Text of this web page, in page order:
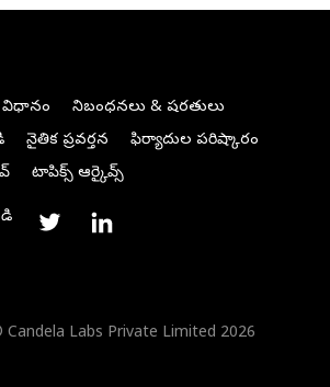
నిబంధనలు & షరతులు
నైతిక ప్రవర్తన
ఫిర్యాదుల పరిష్కారం
టాపిక్స్ ఆర్కైవ్స్
Labs Private Limited 2026